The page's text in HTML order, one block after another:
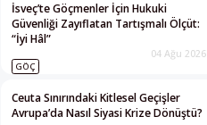
İsveç’te Göçmenler İçin Hukuki
Güvenliği Zayıflatan Tartışmalı Ölçüt:
“İyi Hâl”
GÖÇ
04 Ağu 2026
Ceuta Sınırındaki Kitlesel Geçişler
Avrupa’da Nasıl Siyasi Krize Dönüştü?